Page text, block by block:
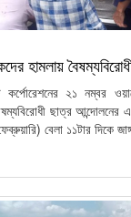
হামলায়
২১ নম্বর
ছাত্র
বেলা ১১টার দিকে